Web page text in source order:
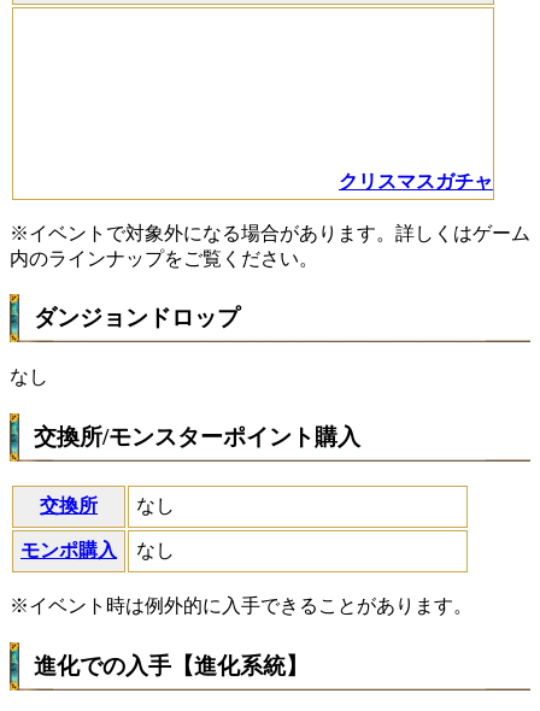
クリスマスガチャ
※イベントで対象外になる場合があります。詳しくはゲーム
内のラインナップをご覧ください。
ダンジョンドロップ
なし
交換所/モンスターポイント購入
交換所 なし
モンポ購入 なし
※イベント時は例外的に入手できることがあります。
進化での入手【進化系統】